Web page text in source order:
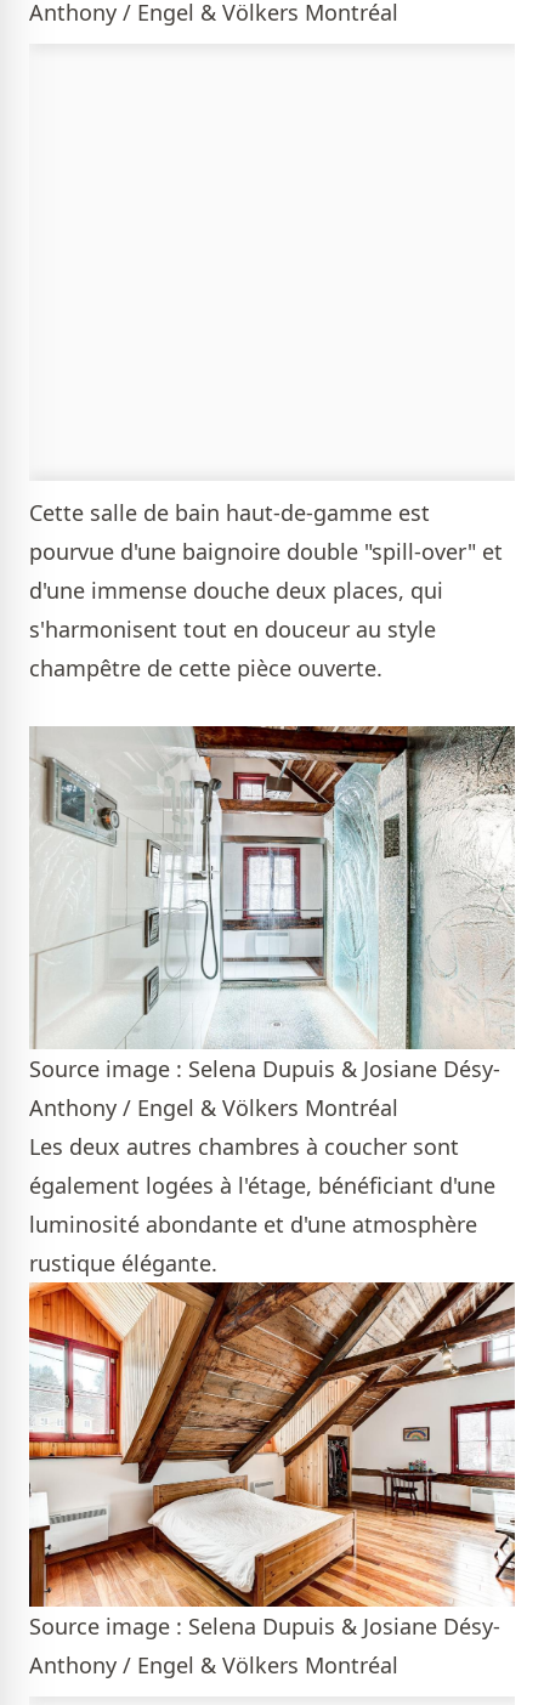
Anthony / Engel & Völkers Montréal
Cette salle de bain haut-de-gamme est
pourvue d'une baignoire double "spill-over" et
d'une immense douche deux places, qui
s'harmonisent tout en douceur au style
champêtre de cette pièce ouverte.
Source image : Selena Dupuis & Josiane Désy-
Anthony / Engel & Völkers Montréal
Les deux autres chambres à coucher sont
également logées à l'étage, bénéficiant d'une
luminosité abondante et d'une atmosphère
rustique élégante.
Source image : Selena Dupuis & Josiane Désy-
Anthony / Engel & Völkers Montréal